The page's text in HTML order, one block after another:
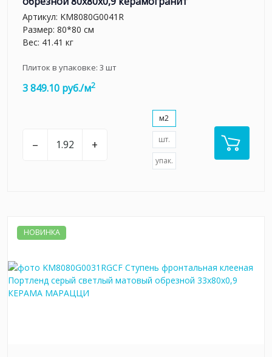
Артикул: KM8080G0041R
Размер: 80*80 см
Вес: 41.41 кг
Плиток в упаковке: 3 шт
3 849.10 руб./м2
– +
м2
шт.
упак.
НОВИНКА